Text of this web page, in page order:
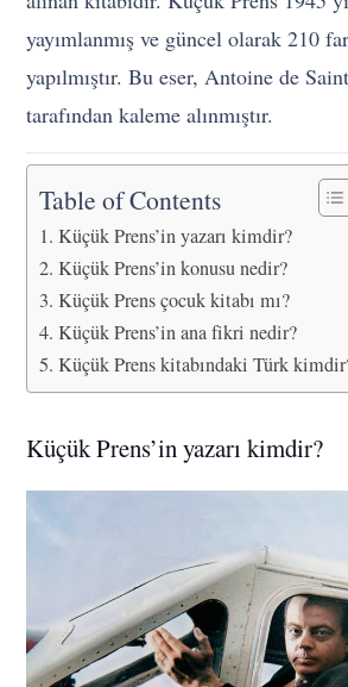
yayımlanmış ve güncel olarak 210
yapılmıştır. Bu eser, Antoine de
tarafından kaleme alınmıştır.
Table of Contents
Küçük Prens’in yazarı kimdir?
Küçük Prens’in konusu nedir?
Küçük Prens çocuk kitabı mı?
Küçük Prens’in ana fikri nedir?
Küçük Prens kitabındaki Türk
Küçük Prens’in yazarı kimdir?